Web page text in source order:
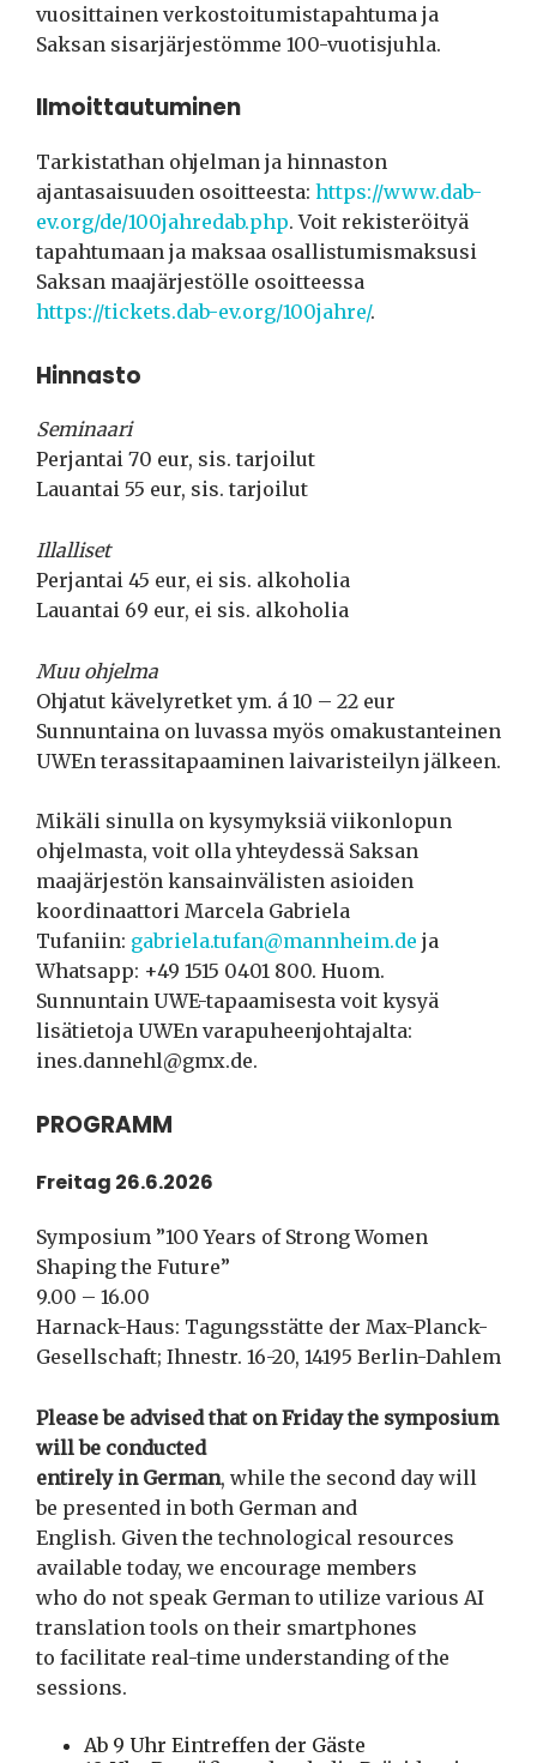
vuosittainen verkostoitumistapahtuma ja
Saksan sisarjärjestömme 100-vuotisjuhla.
Ilmoittautuminen
Tarkistathan ohjelman ja hinnaston
ajantasaisuuden osoitteesta: https://www.dab-
ev.org/de/100jahredab.php. Voit rekisteröityä
tapahtumaan ja maksaa osallistumismaksusi
Saksan maajärjestölle osoitteessa
https://tickets.dab-ev.org/100jahre/.
Hinnasto
Seminaari
Perjantai 70 eur, sis. tarjoilut
Lauantai 55 eur, sis. tarjoilut
Illalliset
Perjantai 45 eur, ei sis. alkoholia
Lauantai 69 eur, ei sis. alkoholia
Muu ohjelma
Ohjatut kävelyretket ym. á 10 – 22 eur
Sunnuntaina on luvassa myös omakustanteinen
UWEn terassitapaaminen laivaristeilyn jälkeen.
Mikäli sinulla on kysymyksiä viikonlopun
ohjelmasta, voit olla yhteydessä Saksan
maajärjestön kansainvälisten asioiden
koordinaattori Marcela Gabriela
Tufaniin: gabriela.tufan@mannheim.de ja
Whatsapp: +49 1515 0401 800. Huom.
Sunnuntain UWE-tapaamisesta voit kysyä
lisätietoja UWEn varapuheenjohtajalta:
ines.dannehl@gmx.de.
PROGRAMM
Freitag 26.6.2026
Symposium ”100 Years of Strong Women
Shaping the Future”
9.00 – 16.00
Harnack-Haus: Tagungsstätte der Max-Planck-
Gesellschaft; Ihnestr. 16-20, 14195 Berlin-Dahlem
Please be advised that on Friday the symposium
will be conducted
entirely in German, while the second day will
be presented in both German and
English. Given the technological resources
available today, we encourage members
who do not speak German to utilize various AI
translation tools on their smartphones
to facilitate real-time understanding of the
sessions.
Ab 9 Uhr Eintreffen der Gäste